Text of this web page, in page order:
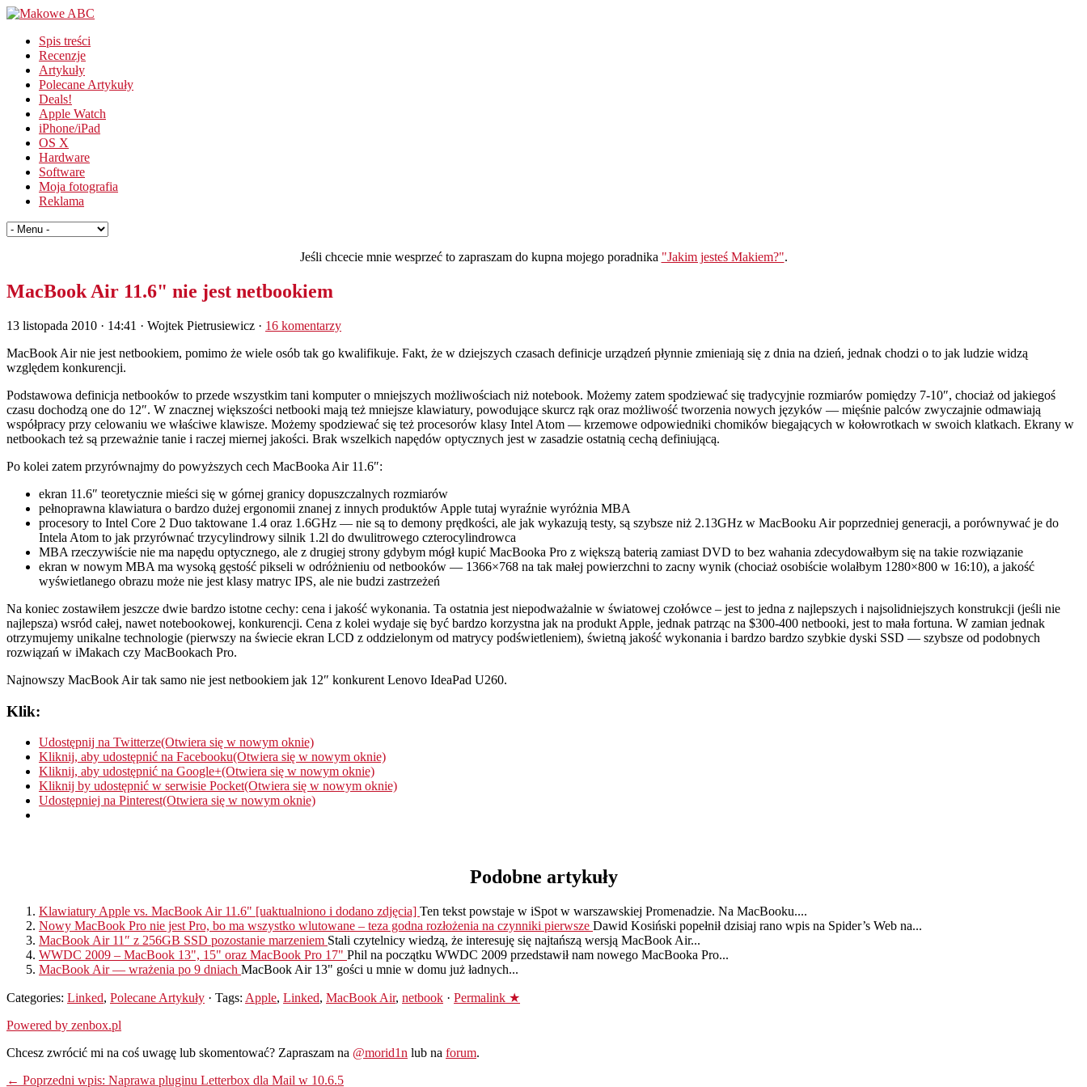
Spis treści
Recenzje
Artykuły
Polecane Artykuły
Deals!
Apple Watch
iPhone/iPad
OS X
Hardware
Software
Moja fotografia
Reklama
Jeśli chcecie mnie wesprzeć to zapraszam do kupna mojego poradnika "Jakim jesteś Makiem?".
MacBook Air 11.6" nie jest netbookiem
13 listopada 2010 · 14:41 · Wojtek Pietrusiewicz · 16 komentarzy
MacBook Air nie jest netbookiem, pomimo że wiele osób tak go kwalifikuje. Fakt, że w dziejszych czasach definicje urządzeń płynnie zmieniają się z dnia na dzień, jednak chodzi o to jak ludzie widzą
względem konkurencji.
Podstawowa definicja netbooków to przede wszystkim tani komputer o mniejszych możliwościach niż notebook. Możemy zatem spodziewać się tradycyjnie rozmiarów pomiędzy 7-10″, chociaż od jakiegoś
czasu dochodzą one do 12″. W znacznej większości netbooki mają też mniejsze klawiatury, powodujące skurcz rąk oraz możliwość tworzenia nowych języków — mięśnie palców zwyczajnie odmawiają
współpracy przy celowaniu we właściwe klawisze. Możemy spodziewać się też procesorów klasy Intel Atom — krzemowe odpowiedniki chomików biegających w kołowrotkach w swoich klatkach. Ekrany w
netbookach też są przeważnie tanie i raczej miernej jakości. Brak wszelkich napędów optycznych jest w zasadzie ostatnią cechą definiującą.
Po kolei zatem przyrównajmy do powyższych cech MacBooka Air 11.6″:
ekran 11.6″ teoretycznie mieści się w górnej granicy dopuszczalnych rozmiarów
pełnoprawna klawiatura o bardzo dużej ergonomii znanej z innych produktów Apple tutaj wyraźnie wyróżnia MBA
procesory to Intel Core 2 Duo taktowane 1.4 oraz 1.6GHz — nie są to demony prędkości, ale jak wykazują testy, są szybsze niż 2.13GHz w MacBooku Air poprzedniej generacji, a porównywać je do
Intela Atom to jak przyrównać trzycylindrowy silnik 1.2l do dwulitrowego czterocylindrowca
MBA rzeczywiście nie ma napędu optycznego, ale z drugiej strony gdybym mógł kupić MacBooka Pro z większą baterią zamiast DVD to bez wahania zdecydowałbym się na takie rozwiązanie
ekran w nowym MBA ma wysoką gęstość pikseli w odróżnieniu od netbooków — 1366×768 na tak małej powierzchni to zacny wynik (chociaż osobiście wolałbym 1280×800 w 16:10), a jakość
wyświetlanego obrazu może nie jest klasy matryc IPS, ale nie budzi zastrzeżeń
Na koniec zostawiłem jeszcze dwie bardzo istotne cechy: cena i jakość wykonania. Ta ostatnia jest niepodważalnie w światowej czołówce – jest to jedna z najlepszych i najsolidniejszych konstrukcji (jeśli nie
najlepsza) wsród całej, nawet notebookowej, konkurencji. Cena z kolei wydaje się być bardzo korzystna jak na produkt Apple, jednak patrząc na $300-400 netbooki, jest to mała fortuna. W zamian jednak
otrzymujemy unikalne technologie (pierwszy na świecie ekran LCD z oddzielonym od matrycy podświetleniem), świetną jakość wykonania i bardzo bardzo szybkie dyski SSD — szybsze od podobnych
rozwiązań w iMakach czy MacBookach Pro.
Najnowszy MacBook Air tak samo nie jest netbookiem jak 12″ konkurent Lenovo IdeaPad U260.
Klik:
Udostępnij na Twitterze(Otwiera się w nowym oknie)
Kliknij, aby udostępnić na Facebooku(Otwiera się w nowym oknie)
Kliknij, aby udostępnić na Google+(Otwiera się w nowym oknie)
Kliknij by udostępnić w serwisie Pocket(Otwiera się w nowym oknie)
Udostępniej na Pinterest(Otwiera się w nowym oknie)
Podobne artykuły
Klawiatury Apple vs. MacBook Air 11.6" [uaktualniono i dodano zdjęcia] Ten tekst powstaje w iSpot w warszawskiej Promenadzie. Na MacBooku....
Nowy MacBook Pro nie jest Pro, bo ma wszystko wlutowane – teza godna rozłożenia na czynniki pierwsze Dawid Kosiński popełnił dzisiaj rano wpis na Spider’s Web na...
MacBook Air 11″ z 256GB SSD pozostanie marzeniem Stali czytelnicy wiedzą, że interesuję się najtańszą wersją MacBook Air...
WWDC 2009 – MacBook 13", 15" oraz MacBook Pro 17" Phil na początku WWDC 2009 przedstawił nam nowego MacBooka Pro...
MacBook Air — wrażenia po 9 dniach MacBook Air 13" gości u mnie w domu już ładnych...
Categories: Linked, Polecane Artykuły · Tags: Apple, Linked, MacBook Air, netbook · Permalink ★
Powered by zenbox.pl
Chcesz zwrócić mi na coś uwagę lub skomentować? Zapraszam na @morid1n lub na forum.
← Poprzedni wpis: Naprawa pluginu Letterbox dla Mail w 10.6.5